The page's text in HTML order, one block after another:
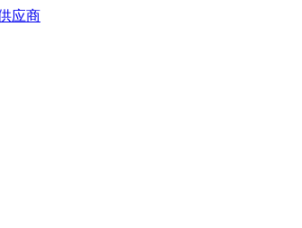
应商